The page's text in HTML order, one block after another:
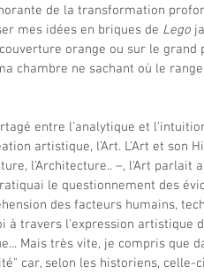
de la transformation
mes idées en briques de Lego
orange ou sur le grand
chambre ne sachant où le
entre l'analytique et
artistique, l’Art. L'Art et son
l'Architecture.. –, l'Art parlait
le questionnement des
des facteurs humains,
à travers l'expression artistique
Mais très vite, je compris que
car, selon les historiens, celle-